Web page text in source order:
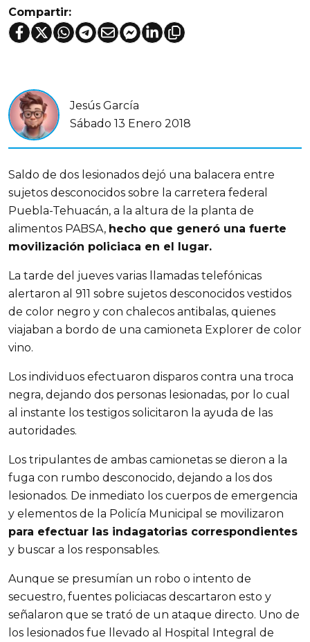
Compartir:
Jesús García
Sábado 13 Enero 2018
Saldo de dos lesionados dejó una balacera entre
sujetos desconocidos sobre la carretera federal
Puebla-Tehuacán, a la altura de la planta de
alimentos PABSA, hecho que generó una fuerte
movilización policiaca en el lugar.
La tarde del jueves varias llamadas telefónicas
alertaron al 911 sobre sujetos desconocidos vestidos
de color negro y con chalecos antibalas, quienes
viajaban a bordo de una camioneta Explorer de color
vino.
Los individuos efectuaron disparos contra una troca
negra, dejando dos personas lesionadas, por lo cual
al instante los testigos solicitaron la ayuda de las
autoridades.
Los tripulantes de ambas camionetas se dieron a la
fuga con rumbo desconocido, dejando a los dos
lesionados. De inmediato los cuerpos de emergencia
y elementos de la Policía Municipal se movilizaron
para efectuar las indagatorias correspondientes
y buscar a los responsables.
Aunque se presumían un robo o intento de
secuestro, fuentes policiacas descartaron esto y
señalaron que se trató de un ataque directo. Uno de
los lesionados fue llevado al Hospital Integral de